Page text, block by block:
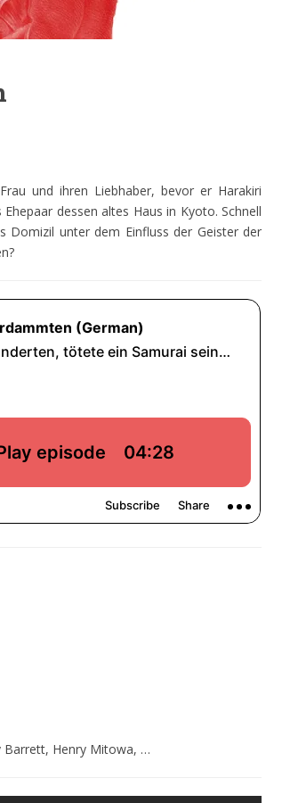
und ihren Liebhaber, bevor er Harakiri
dessen altes Haus in Kyoto. Schnell
Domizil unter dem Einfluss der Geister der
Barrett, Henry Mitowa, …